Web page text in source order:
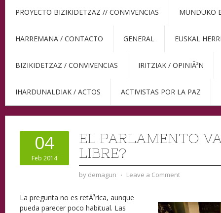
PROYECTO BIZIKIDETZAZ // CONVIVENCIAS MUNDUKO
HARREMANA / CONTACTO GENERAL EUSKAL
BIZIKIDETZAZ / CONVIVENCIAS IRITZIAK / OPINIÃ³N
IHARDUNALDIAK / ACTOS ACTIVISTAS POR LA PAZ
04
Feb 2014
EL PARLAMENTO
LIBRE?
by demagun ⋅ Leave a Comment
La pregunta no es retÃ³rica, aunque
pueda parecer poco habitual. Las